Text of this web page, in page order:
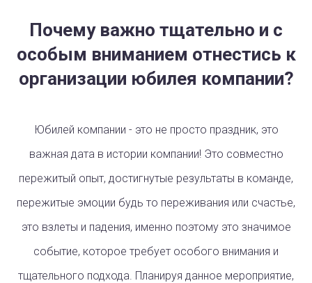
Почему важно тщательно и с
особым вниманием отнестись к
организации юбилея компании?
Юбилей компании - это не просто праздник, это
важная дата в истории компании! Это совместно
пережитый опыт, достигнутые результаты в команде,
пережитые эмоции будь то переживания или счастье,
это взлеты и падения, именно поэтому это значимое
событие, которое требует особого внимания и
тщательного подхода. Планируя данное мероприятие,